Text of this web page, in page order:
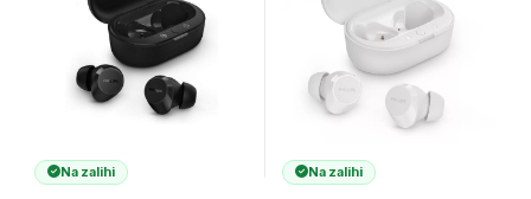
Na zalihi Na zalihi